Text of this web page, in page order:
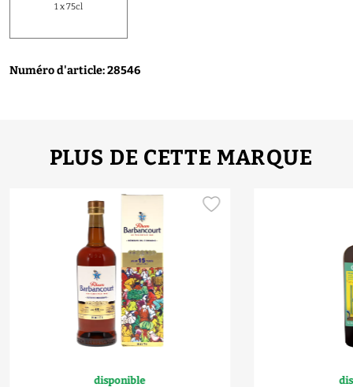
1 x 75cl
Numéro d'article: 28546
PLUS DE CETTE MARQUE
disponible